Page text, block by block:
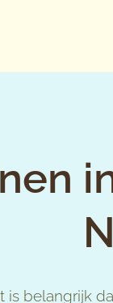
is belangrijk